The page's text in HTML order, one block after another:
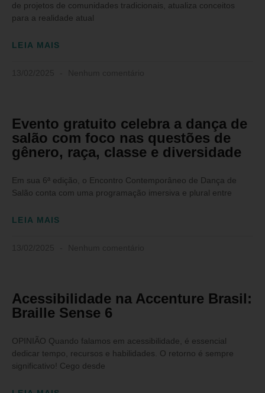
de projetos de comunidades tradicionais, atualiza conceitos
para a realidade atual
LEIA MAIS
Evento gratuito celebra a dança de
salão com foco nas questões de
gênero, raça, classe e diversidade
Em sua 6ª edição, o Encontro Contemporâneo de Dança de
Salão conta com uma programação imersiva e plural entre
LEIA MAIS
Acessibilidade na Accenture Brasil:
Braille Sense 6
OPINIÃO Quando falamos em acessibilidade, é essencial
dedicar tempo, recursos e habilidades. O retorno é sempre
significativo! Cego desde